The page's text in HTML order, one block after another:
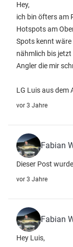
Hey,
ich bin öfters am
Hotspots am
Spots kennt wäre
nähmlich bis
Angler die mir
LG Luis aus dem
vor 3 Jahre
Fabian
Dieser Post
vor 3 Jahre
Fabian
Hey Luis,